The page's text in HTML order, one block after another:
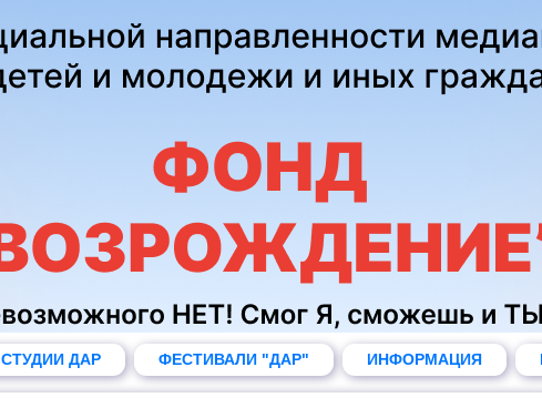
СТУДИИ ДАР ФЕСТИВАЛИ "ДАР" ИНФОРМАЦИЯ